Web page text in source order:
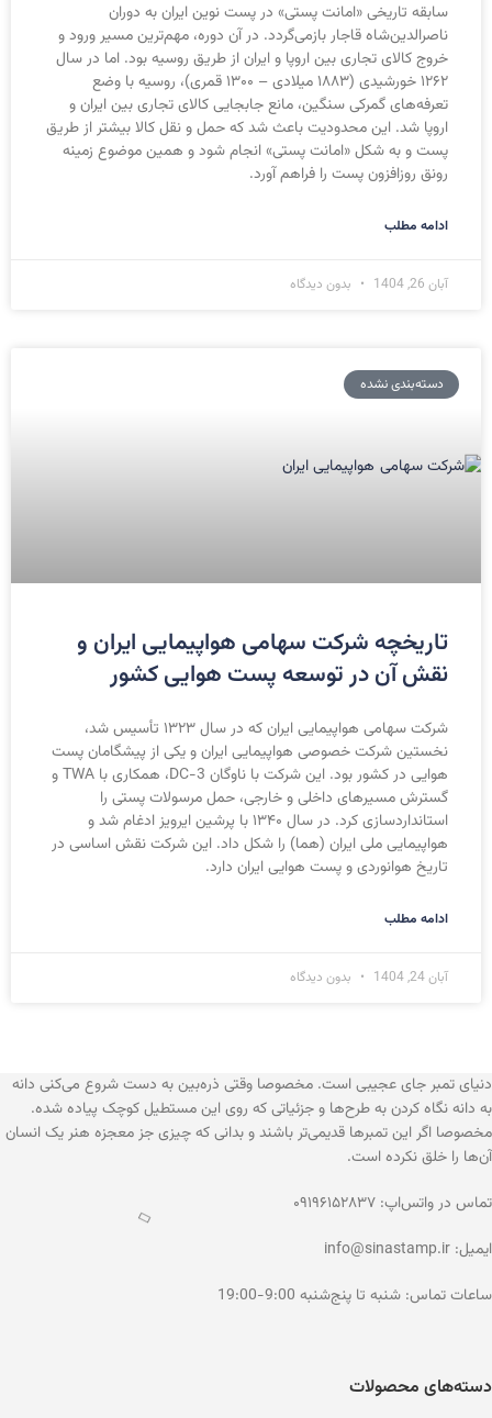
سابقه تاریخی «امانت پستی» در پست نوین ایران به دوران
ناصرالدین‌شاه قاجار بازمی‌گردد. در آن دوره، مهم‌ترین مسیر ورود و
خروج کالای تجاری بین اروپا و ایران از طریق روسیه بود. اما در سال
۱۲۶۲ خورشیدی (۱۸۸۳ میلادی – ۱۳۰۰ قمری)، روسیه با وضع
تعرفه‌های گمرکی سنگین، مانع جابجایی کالای تجاری بین ایران و
اروپا شد. این محدودیت باعث شد که حمل و نقل کالا بیشتر از طریق
پست و به شکل «امانت پستی» انجام شود و همین موضوع زمینه
رونق روزافزون پست را فراهم آورد.
ادامه مطلب
آبان 26, 1404 بدون دیدگاه
دسته‌بندی نشده
تاریخچه شرکت سهامی هواپیمایی ایران و
نقش آن در توسعه پست هوایی کشور
شرکت سهامی هواپیمایی ایران که در سال ۱۳۲۳ تأسیس شد،
نخستین شرکت خصوصی هواپیمایی ایران و یکی از پیشگامان پست
هوایی در کشور بود. این شرکت با ناوگان DC-3، همکاری با TWA و
گسترش مسیرهای داخلی و خارجی، حمل مرسولات پستی را
استانداردسازی کرد. در سال ۱۳۴۰ با پرشین ایرویز ادغام شد و
هواپیمایی ملی ایران (هما) را شکل داد. این شرکت نقش اساسی در
تاریخ هوانوردی و پست هوایی ایران دارد.
ادامه مطلب
آبان 24, 1404 بدون دیدگاه
آموزش
این مقاله راهنمای جامع و حرفه‌ای برای علاقه‌مندان به مجموعه‌داری